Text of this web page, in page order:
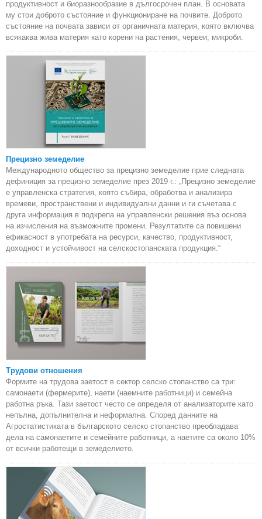
продуктивност и биоразнообразие в дългосрочен план. В основата
му стои доброто състояние и функциониране на почвите. Доброто
състояние на почвата зависи от органичната материя, която включва
всякаква жива материя като корени на растения, червеи, микроби.
Прецизно земеделие
Международното общество за прецизно земеделие прие следната
дефиниция за прецизно земеделие през 2019 г.: „Прецизно земеделие
е управленска стратегия, която събира, обработва и анализира
времеви, пространствени и индивидуални данни и ги съчетава с
друга информация в подкрепа на управленски решения въз основа
на изчисления на възможните промени. Резултатите са повишени
ефикасност в употребата на ресурси, качество, продуктивност,
доходност и устойчивост на селскостопанската продукция.“
Трудови отношения
Формите на трудова заетост в сектор селско стопанство са три:
самонаети (фермерите), наети (наемните работници) и семейна
работна ръка. Тази заетост често се определя от анализаторите като
непълна, допълнителна и неформална. Според данните на
Агростатистиката в българското селско стопанство преобладава
дела на самонаетите и семейните работници, а наетите са около 10%
от всички работещи в земеделието.